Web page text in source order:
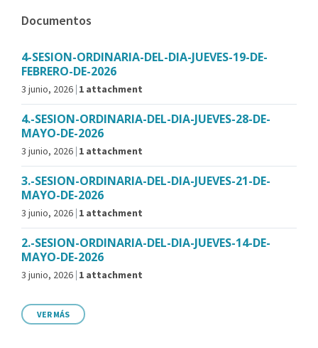
Documentos
4-SESION-ORDINARIA-DEL-DIA-JUEVES-19-DE-
FEBRERO-DE-2026
3 junio, 2026 1 attachment
4.-SESION-ORDINARIA-DEL-DIA-JUEVES-28-DE-
MAYO-DE-2026
3 junio, 2026 1 attachment
3.-SESION-ORDINARIA-DEL-DIA-JUEVES-21-DE-
MAYO-DE-2026
3 junio, 2026 1 attachment
2.-SESION-ORDINARIA-DEL-DIA-JUEVES-14-DE-
MAYO-DE-2026
3 junio, 2026 1 attachment
VER MÁS